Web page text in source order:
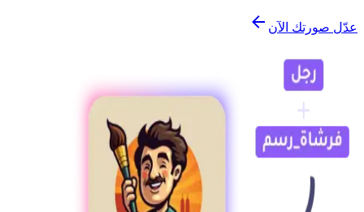
عدّل صورتك الآن